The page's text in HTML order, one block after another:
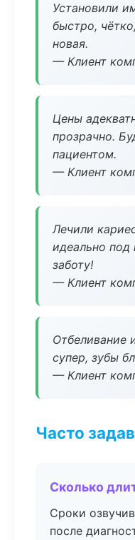
Установили
быстро,
новая.
— Клиент
Цены
прозрачно.
пациентом.
— Клиент
Лечили
идеально под
заботу!
— Клиент
Отбеливание
супер, зубы
— Клиент
Часто
Сколько
Сроки
после